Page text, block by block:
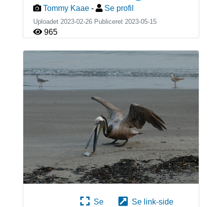
Tommy Kaae - Se profil
Uploadet 2023-02-26 Publiceret 2023-05-15
965
Se
Se link-side